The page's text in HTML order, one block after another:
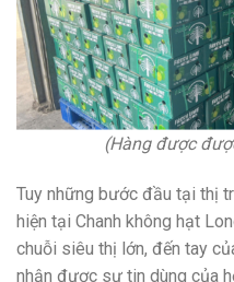
(Hàng được
Tuy những bước đầu tại thị
hiện tại Chanh không hạt
chuỗi siêu thị lớn, đến tay
nhận được sự tin dùng của